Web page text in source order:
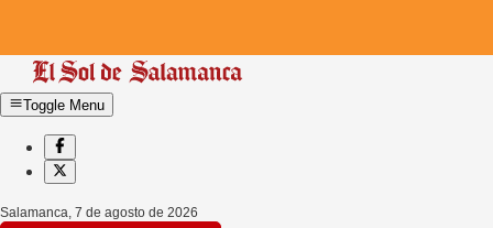
Toggle Menu
Salamanca, 7 de agosto de 2026